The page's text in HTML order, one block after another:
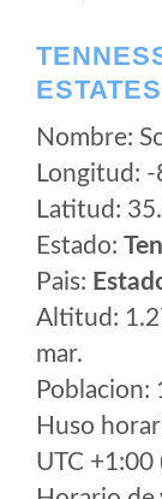
ESTATES
Nombre:
Longitud:
Latitud:
Estado:
Pais:
Altitud:
mar.
Poblacion:
Huso
UTC